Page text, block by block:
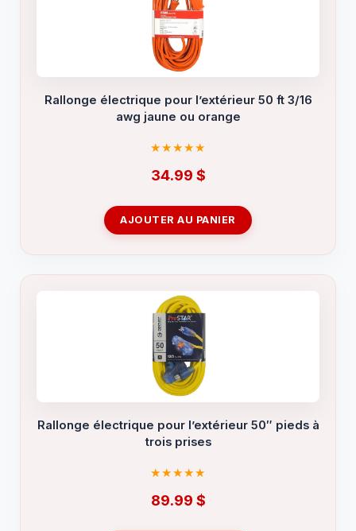
Rallonge électrique pour l’extérieur 50 ft 3/16
awg jaune ou orange
34.99 $
AJOUTER AU PANIER
Rallonge électrique pour l’extérieur 50″ pieds à
trois prises
89.99 $